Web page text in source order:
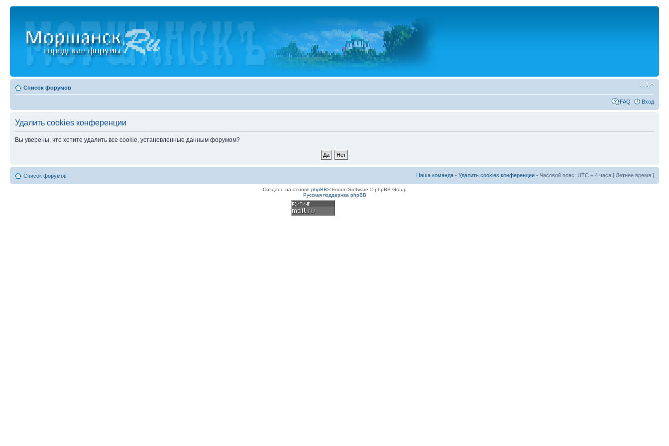
Список форумов
FAQ Вход
Удалить cookies конференции
Вы уверены, что хотите удалить все cookie, установленные данным форумом?
Список форумов Наша команда • Удалить cookies конференции • Часовой пояс: UTC + 4 часа [ Летнее время ]
Создано на основе phpBB® Forum Software © phpBB Group
Русская поддержка phpBB